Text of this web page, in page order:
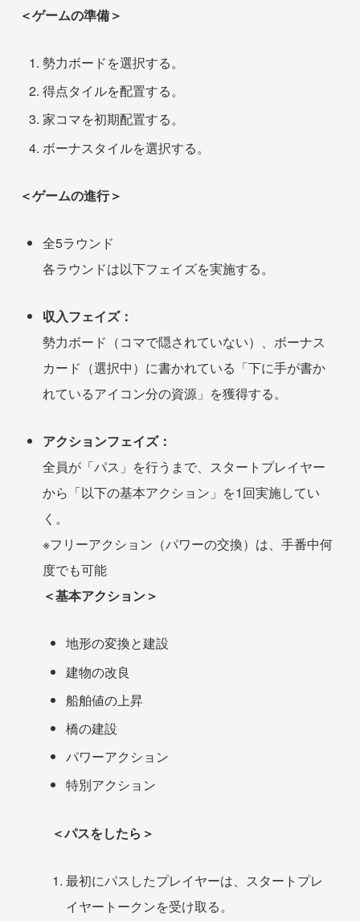
＜ゲームの準備＞
勢力ボードを選択する。
得点タイルを配置する。
家コマを初期配置する。
ボーナスタイルを選択する。
＜ゲームの進行＞
全5ラウンド
各ラウンドは以下フェイズを実施する。
収入フェイズ：
勢力ボード（コマで隠されていない）、ボーナス
カード（選択中）に書かれている「下に手が書か
れているアイコン分の資源」を獲得する。
アクションフェイズ：
全員が「パス」を行うまで、スタートプレイヤー
から「以下の基本アクション」を1回実施してい
く。
※フリーアクション（パワーの交換）は、手番中何
度でも可能
＜基本アクション＞
地形の変換と建設
建物の改良
船舶値の上昇
橋の建設
パワーアクション
特別アクション
＜パスをしたら＞
最初にパスしたプレイヤーは、スタートプレ
イヤートークンを受け取る。